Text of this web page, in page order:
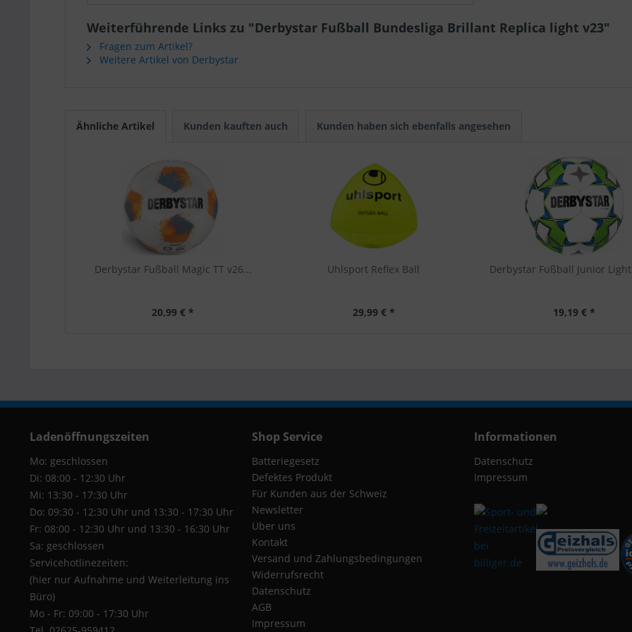
Weiterführende Links zu "Derbystar Fußball Bundesliga Brillant Replica light v23"
Fragen zum Artikel?
Weitere Artikel von Derbystar
Ähnliche Artikel Kunden kauften auch Kunden haben sich ebenfalls angesehen
Derbystar Fußball Magic TT v26...
20,99 € *
Uhlsport Reflex Ball
29,99 € *
Derbystar Fußball Junior Light
19,19 € *
Ladenöffnungszeiten
Mo: geschlossen
Di: 08:00 - 12:30 Uhr
Mi: 13:30 - 17:30 Uhr
Do: 09:30 - 12:30 Uhr und 13:30 - 17:30 Uhr
Fr: 08:00 - 12:30 Uhr und 13:30 - 16:30 Uhr
Sa: geschlossen
Servicehotlinezeiten:
(hier nur Aufnahme und Weiterleitung ins
Büro)
Mo - Fr: 09:00 - 17:30 Uhr
Shop Service
Batteriegesetz
Defektes Produkt
Für Kunden aus der Schweiz
Newsletter
Über uns
Kontakt
Versand und Zahlungsbedingungen
Widerrufsrecht
Datenschutz
AGB
Impressum
Informationen
Datenschutz
Impressum